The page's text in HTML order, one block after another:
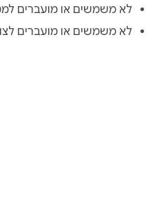
לא משמשים או מועברים
לא משמשים או מועברים